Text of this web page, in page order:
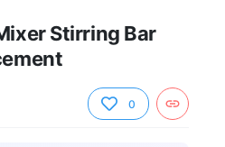
Stirring Bar
0